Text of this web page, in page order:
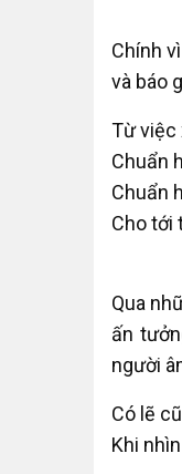
Chính
và báo
Từ việc
Chuẩn
Chuẩn
Cho tới
Qua
ấn
người
Có lẽ
Khi